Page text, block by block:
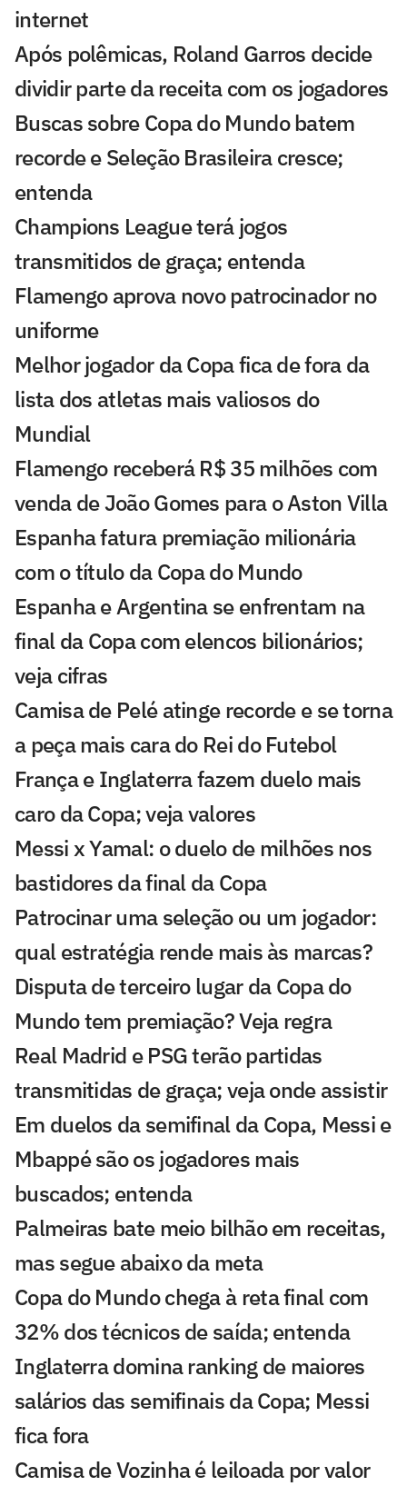
internet
Após polêmicas, Roland Garros decide
dividir parte da receita com os jogadores
Buscas sobre Copa do Mundo batem
recorde e Seleção Brasileira cresce;
entenda
Champions League terá jogos
transmitidos de graça; entenda
Flamengo aprova novo patrocinador no
uniforme
Melhor jogador da Copa fica de fora da
lista dos atletas mais valiosos do
Mundial
Flamengo receberá R$ 35 milhões com
venda de João Gomes para o Aston Villa
Espanha fatura premiação milionária
com o título da Copa do Mundo
Espanha e Argentina se enfrentam na
final da Copa com elencos bilionários;
veja cifras
Camisa de Pelé atinge recorde e se torna
a peça mais cara do Rei do Futebol
França e Inglaterra fazem duelo mais
caro da Copa; veja valores
Messi x Yamal: o duelo de milhões nos
bastidores da final da Copa
Patrocinar uma seleção ou um jogador:
qual estratégia rende mais às marcas?
Disputa de terceiro lugar da Copa do
Mundo tem premiação? Veja regra
Real Madrid e PSG terão partidas
transmitidas de graça; veja onde assistir
Em duelos da semifinal da Copa, Messi e
Mbappé são os jogadores mais
buscados; entenda
Palmeiras bate meio bilhão em receitas,
mas segue abaixo da meta
Copa do Mundo chega à reta final com
32% dos técnicos de saída; entenda
Inglaterra domina ranking de maiores
salários das semifinais da Copa; Messi
fica fora
Camisa de Vozinha é leiloada por valor